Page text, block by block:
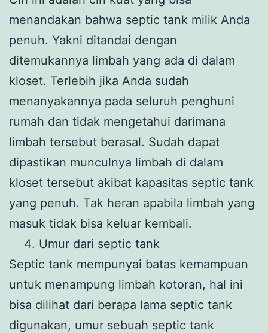
menandakan bahwa septic tank milik Anda
penuh. Yakni ditandai dengan
ditemukannya limbah yang ada di dalam
kloset. Terlebih jika Anda sudah
menanyakannya pada seluruh penghuni
rumah dan tidak mengetahui darimana
limbah tersebut berasal. Sudah dapat
dipastikan munculnya limbah di dalam
kloset tersebut akibat kapasitas septic tank
yang penuh. Tak heran apabila limbah yang
masuk tidak bisa keluar kembali.
Umur dari septic tank
Septic tank mempunyai batas kemampuan
untuk menampung limbah kotoran, hal ini
bisa dilihat dari berapa lama septic tank
digunakan, umur sebuah septic tank